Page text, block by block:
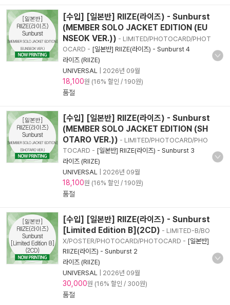
[수입] [일본반] RIIZE(라이즈) - Sunburst
(MEMBER SOLO JACKET EDITION (EU
NSEOK VER.)) - LIMITED/PHOTOCARD/PHOT
OCARD - [일본반] RIIZE(라이즈) - Sunburst 4
라이즈 (RIIZE)
UNIVERSAL
2026년 09월
18,100원 (16% 할인 / 190원)
품절
[수입] [일본반] RIIZE(라이즈) - Sunburst
(MEMBER SOLO JACKET EDITION (SH
OTARO VER.)) - LIMITED/PHOTOCARD/PHO
TOCARD - [일본반] RIIZE(라이즈) - Sunburst 3
라이즈 (RIIZE)
UNIVERSAL
2026년 09월
18,100원 (16% 할인 / 190원)
품절
[수입] [일본반] RIIZE(라이즈) - Sunburst
[Limited Edition B](2CD) - LIMITED-B/BO
X/POSTER/PHOTOCARD/PHOTOCARD - [일본반]
RIIZE(라이즈) - Sunburst 2
라이즈 (RIIZE)
UNIVERSAL
2026년 09월
30,000원 (16% 할인 / 300원)
품절